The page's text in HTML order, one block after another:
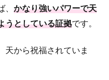
かなり強いパワーで天
うとしている証拠です。
天から祝福されていま